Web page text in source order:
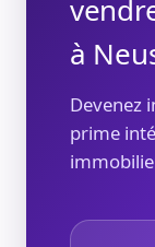
à
Devenez
prime